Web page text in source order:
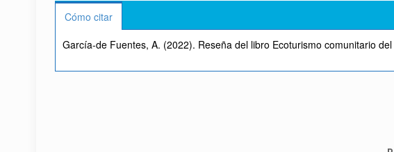
Cómo citar
García-de Fuentes, A. (2022). Reseña del libro Ecoturismo comunitario